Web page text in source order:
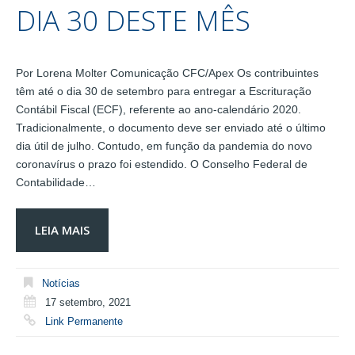
DIA 30 DESTE MÊS
Por Lorena Molter Comunicação CFC/Apex Os contribuintes
têm até o dia 30 de setembro para entregar a Escrituração
Contábil Fiscal (ECF), referente ao ano-calendário 2020.
Tradicionalmente, o documento deve ser enviado até o último
dia útil de julho. Contudo, em função da pandemia do novo
coronavírus o prazo foi estendido. O Conselho Federal de
Contabilidade…
LEIA MAIS
Notícias
17 setembro, 2021
Link Permanente